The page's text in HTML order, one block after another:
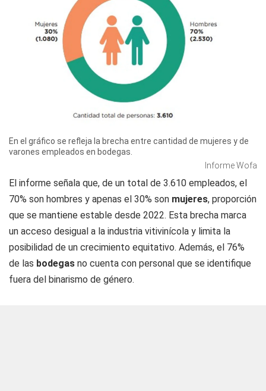
En el gráfico se refleja la brecha entre cantidad de mujeres y de
varones empleados en bodegas.
Informe Wofa
El informe señala que, de un total de 3.610 empleados, el
70% son hombres y apenas el 30% son mujeres, proporción
que se mantiene estable desde 2022. Esta brecha marca
un acceso desigual a la industria vitivinícola y limita la
posibilidad de un crecimiento equitativo. Además, el 76%
de las bodegas no cuenta con personal que se identifique
fuera del binarismo de género.